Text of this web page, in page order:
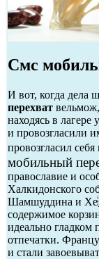
Смс
И вот, когда дела
перехват
находясь в
и провозгласили
провозгласил
мобильный
православие и
Халкидонского
Шамшуддина и Хе
содержимое
идеально гладком
отпечатки.
и стали